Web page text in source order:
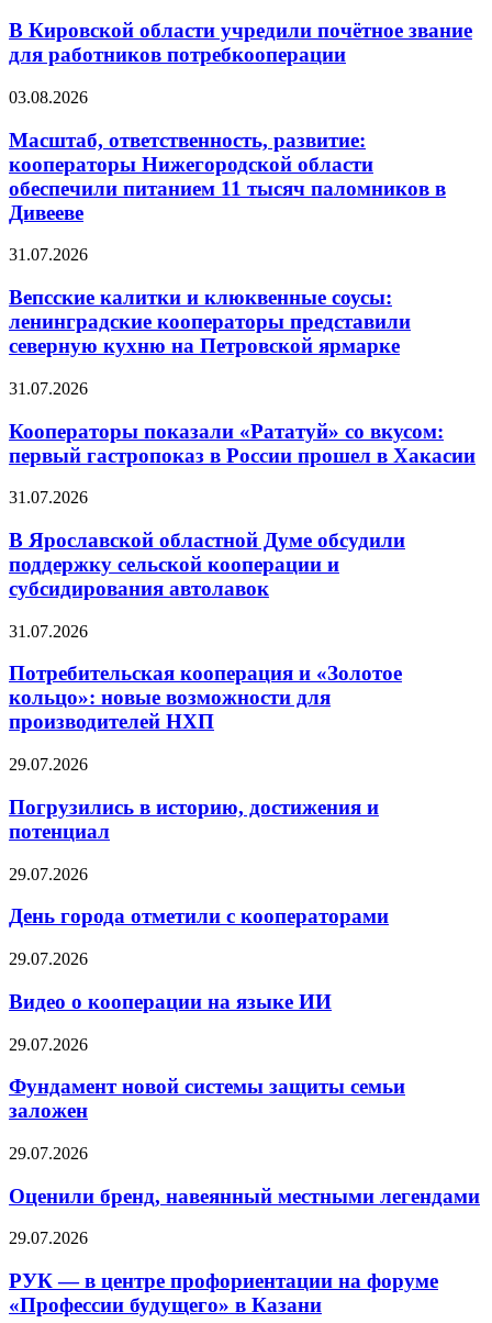
В Кировской области учредили почётное звание
для работников потребкооперации
03.08.2026
Масштаб, ответственность, развитие:
кооператоры Нижегородской области
обеспечили питанием 11 тысяч паломников в
Дивееве
31.07.2026
Вепсские калитки и клюквенные соусы:
ленинградские кооператоры представили
северную кухню на Петровской ярмарке
31.07.2026
Кооператоры показали «Рататуй» со вкусом:
первый гастропоказ в России прошел в Хакасии
31.07.2026
В Ярославской областной Думе обсудили
поддержку сельской кооперации и
субсидирования автолавок
31.07.2026
Потребительская кооперация и «Золотое
кольцо»: новые возможности для
производителей НХП
29.07.2026
Погрузились в историю, достижения и
потенциал
29.07.2026
День города отметили с кооператорами
29.07.2026
Видео о кооперации на языке ИИ
29.07.2026
Фундамент новой системы защиты семьи
заложен
29.07.2026
Оценили бренд, навеянный местными легендами
29.07.2026
РУК — в центре профориентации на форуме
«Профессии будущего» в Казани